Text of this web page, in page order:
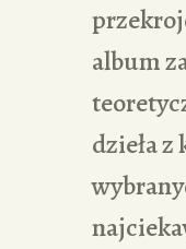
album
dzieła